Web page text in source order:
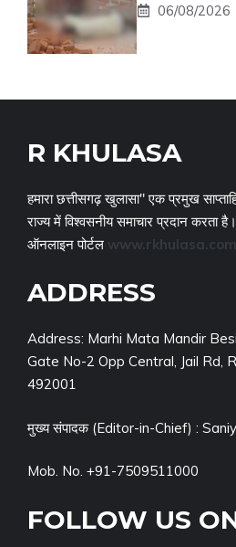
06/08/2026
R KHULASA
हमारा छत्तीसगढ़ खुलासा" एक प्रमुख
राज्य में विश्वसनीय समाचार प्रदान करता
ऑनलाइन पोर्टल www.rkhulasa.com
ADDRESS
Address: Marhi Mata Mandir
Gate No-2 Opp Central, Jail Rd,
492001
मुख्य संपादक (Editor-in-Chief) :
Mob. No. +91-7509511000
FOLLOW US